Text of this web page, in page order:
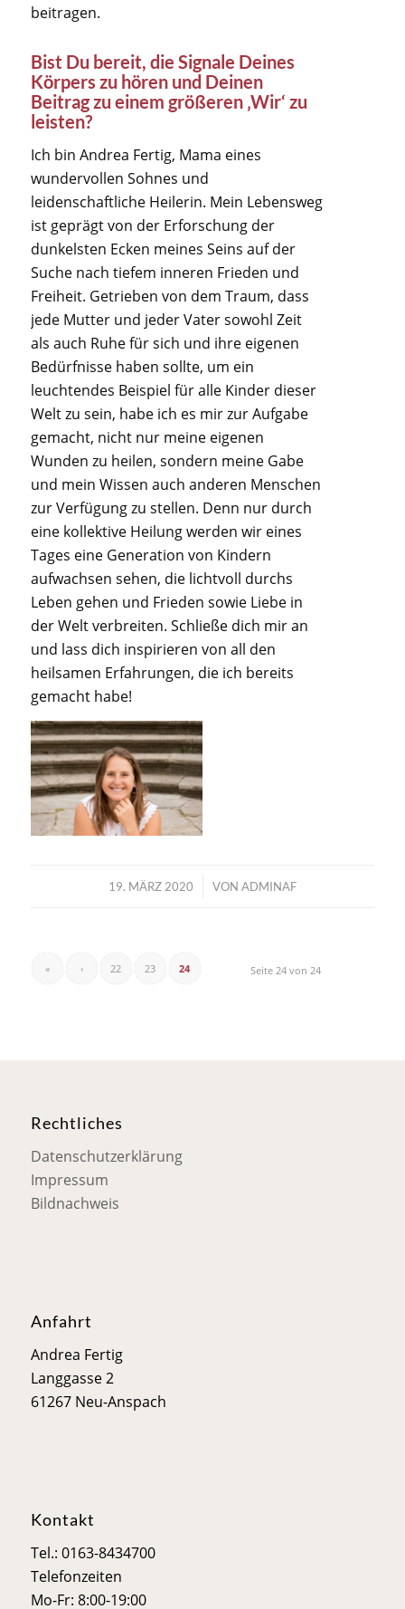
beitragen.
Bist Du bereit, die Signale Deines
Körpers zu hören und Deinen
Beitrag zu einem größeren ‚Wir‘ zu
leisten?
Ich bin Andrea Fertig, Mama eines
wundervollen Sohnes und
leidenschaftliche Heilerin. Mein Lebensweg
ist geprägt von der Erforschung der
dunkelsten Ecken meines Seins auf der
Suche nach tiefem inneren Frieden und
Freiheit. Getrieben von dem Traum, dass
jede Mutter und jeder Vater sowohl Zeit
als auch Ruhe für sich und ihre eigenen
Bedürfnisse haben sollte, um ein
leuchtendes Beispiel für alle Kinder dieser
Welt zu sein, habe ich es mir zur Aufgabe
gemacht, nicht nur meine eigenen
Wunden zu heilen, sondern meine Gabe
und mein Wissen auch anderen Menschen
zur Verfügung zu stellen. Denn nur durch
eine kollektive Heilung werden wir eines
Tages eine Generation von Kindern
aufwachsen sehen, die lichtvoll durchs
Leben gehen und Frieden sowie Liebe in
der Welt verbreiten. Schließe dich mir an
und lass dich inspirieren von all den
heilsamen Erfahrungen, die ich bereits
gemacht habe!
19. MÄRZ 2020
/ VON ADMINAF
Seite 24 von 24
« ‹ 22 23 24
Rechtliches
Datenschutzerklärung
Impressum
Bildnachweis
Anfahrt
Andrea Fertig
Langgasse 2
61267 Neu-Anspach
Kontakt
Tel.: 0163-8434700
Telefonzeiten
Mo-Fr: 8:00-19:00